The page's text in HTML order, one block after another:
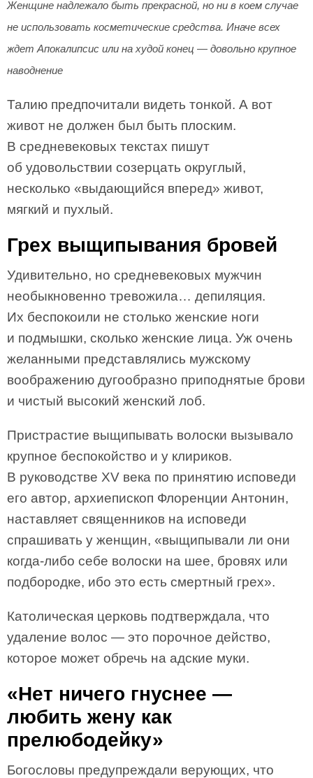
Женщине надлежало быть прекрасной, но ни в коем случае
не использовать косметические средства. Иначе всех
ждет Апокалипсис или на худой конец — довольно крупное
наводнение
Талию предпочитали видеть тонкой. А вот
живот не должен был быть плоским.
В средневековых текстах пишут
об удовольствии созерцать округлый,
несколько «выдающийся вперед» живот,
мягкий и пухлый.
Грех выщипывания бровей
Удивительно, но средневековых мужчин
необыкновенно тревожила… депиляция.
Их беспокоили не столько женские ноги
и подмышки, сколько женские лица. Уж очень
желанными представлялись мужскому
воображению дугообразно приподнятые брови
и чистый высокий женский лоб.
Пристрастие выщипывать волоски вызывало
крупное беспокойство и у клириков.
В руководстве XV века по принятию исповеди
его автор, архиепископ Флоренции Антонин,
наставляет священников на исповеди
спрашивать у женщин, «выщипывали ли они
когда-либо себе волоски на шее, бровях или
подбородке, ибо это есть смертный грех».
Католическая церковь подтверждала, что
удаление волос — это порочное действо,
которое может обречь на адские муки.
«Нет ничего гнуснее —
любить жену как
прелюбодейку»
Богословы предупреждали верующих, что